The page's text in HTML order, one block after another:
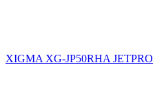
XIGMA XG-JP50RHA JETPRO